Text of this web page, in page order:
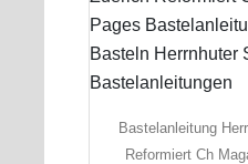
Bastelanleitung
Reformiert Ch